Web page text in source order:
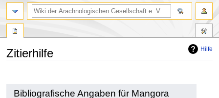
Hilfe
Zitierhilfe
springen
springen
Bibliografische Angaben für Mangora